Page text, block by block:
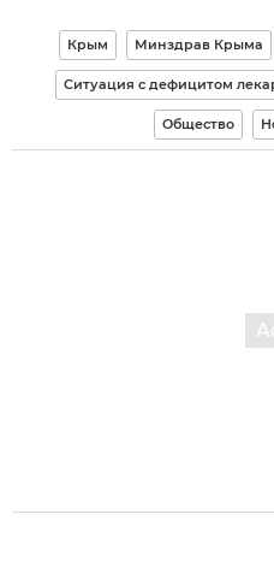
Крым Минздрав Крыма
Ситуация с дефицитом
Общество